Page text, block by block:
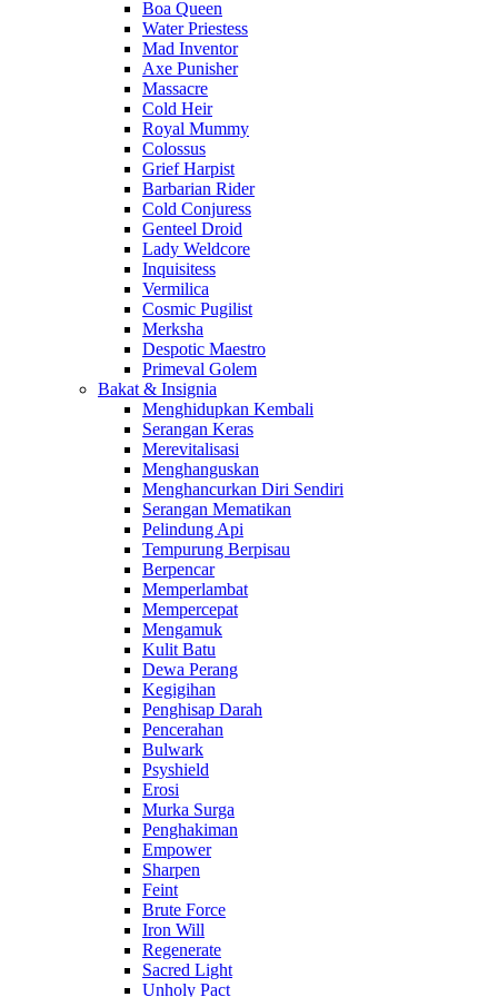
Boa Queen
Water Priestess
Mad Inventor
Axe Punisher
Massacre
Cold Heir
Royal Mummy
Colossus
Grief Harpist
Barbarian Rider
Cold Conjuress
Genteel Droid
Lady Weldcore
Inquisitess
Vermilica
Cosmic Pugilist
Merksha
Despotic Maestro
Primeval Golem
Bakat & Insignia
Menghidupkan Kembali
Serangan Keras
Merevitalisasi
Menghanguskan
Menghancurkan Diri Sendiri
Serangan Mematikan
Pelindung Api
Tempurung Berpisau
Berpencar
Memperlambat
Mempercepat
Mengamuk
Kulit Batu
Dewa Perang
Kegigihan
Penghisap Darah
Pencerahan
Bulwark
Psyshield
Erosi
Murka Surga
Penghakiman
Empower
Sharpen
Feint
Brute Force
Iron Will
Regenerate
Sacred Light
Unholy Pact